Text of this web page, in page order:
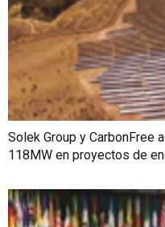
Solek Group y CarbonFree
118MW en proyectos de